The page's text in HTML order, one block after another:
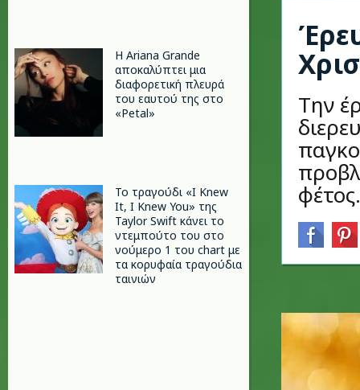
Η Ariana Grande
αποκαλύπτει μια
διαφορετική πλευρά
του εαυτού της στο
«Petal»
Το τραγούδι «I Knew
It, I Knew You» της
Taylor Swift κάνει το
ντεμπούτο του στο
νούμερο 1 του chart με
τα κορυφαία τραγούδια
ταινιών
Την